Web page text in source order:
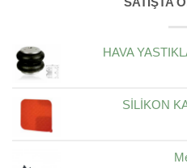
HAVA
SİLİKON